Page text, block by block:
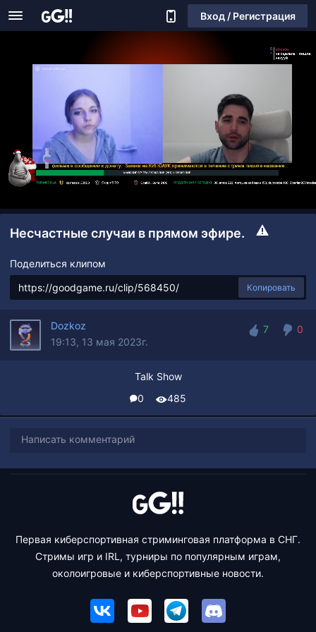
Вход / Регистрация
Несчастные случаи в прямом эфире.
Поделиться клипом
Копировать
Dozkoz
19:13, 13 мая 2023г.
7
0
Talk Show
0
485
Написать комментарий
Первая киберспортивная стриминговая платформа в СНГ.
Стримы игр и IRL, турниры по популярным играм,
околоигровые и киберспортивные новости.